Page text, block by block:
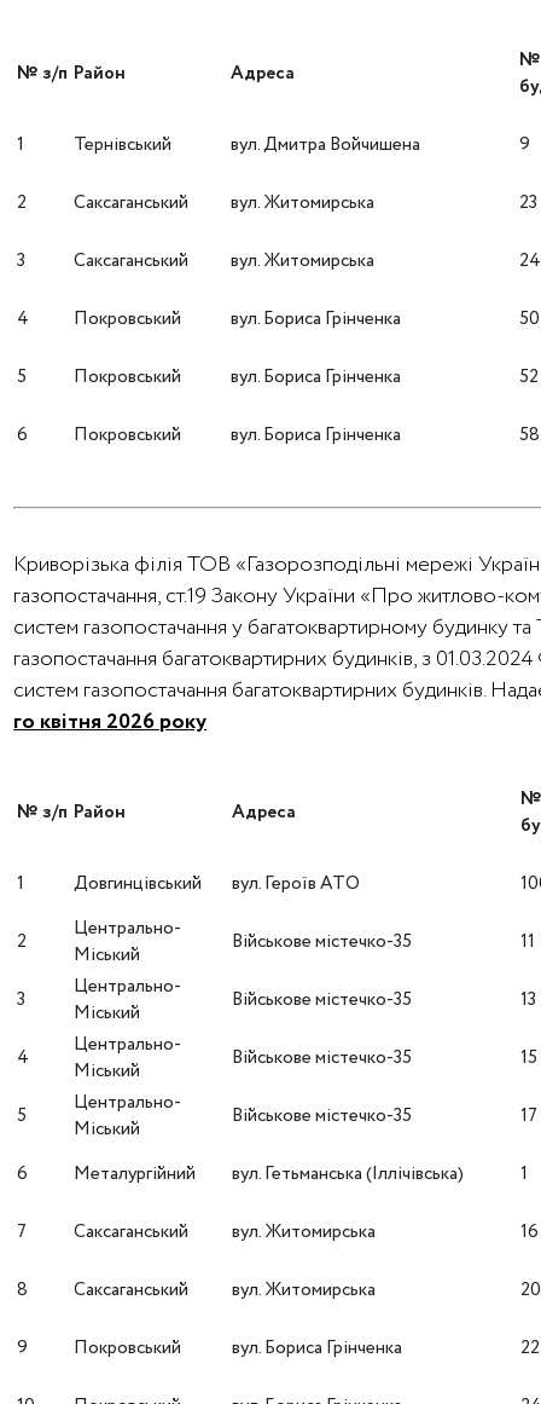
№ з/п Район Адреса
№
1 Тернівський вул. Дмитра Войчишена 9
2 Саксаганський вул. Житомирська 23
3 Саксаганський вул. Житомирська 24
4 Покровський вул. Бориса Грінченка 50
5 Покровський вул. Бориса Грінченка 52
6 Покровський вул. Бориса Грінченка 58
Криворізька філія ТОВ «Газорозподільні мережі
газопостачання, ст.19 Закону України «Про житлово-
систем газопостачання у багатоквартирному будинку
газопостачання багатоквартирних будинків, з
систем газопостачання багатоквартирних будинків.
го квітня 2026 року
№ з/п Район Адреса
1 Довгинцівський вул. Героїв АТО
2
Центрально-
Міський
Військове містечко-35 11
3
Центрально-
Міський
Військове містечко-35 13
4
Центрально-
Міський
Військове містечко-35 15
5
Центрально-
Міський
Військове містечко-35 17
6 Металургійний вул. Гетьманська (Іллічівська) 1
7 Саксаганський вул. Житомирська 16
8 Саксаганський вул. Житомирська 20
9 Покровський вул. Бориса Грінченка 22